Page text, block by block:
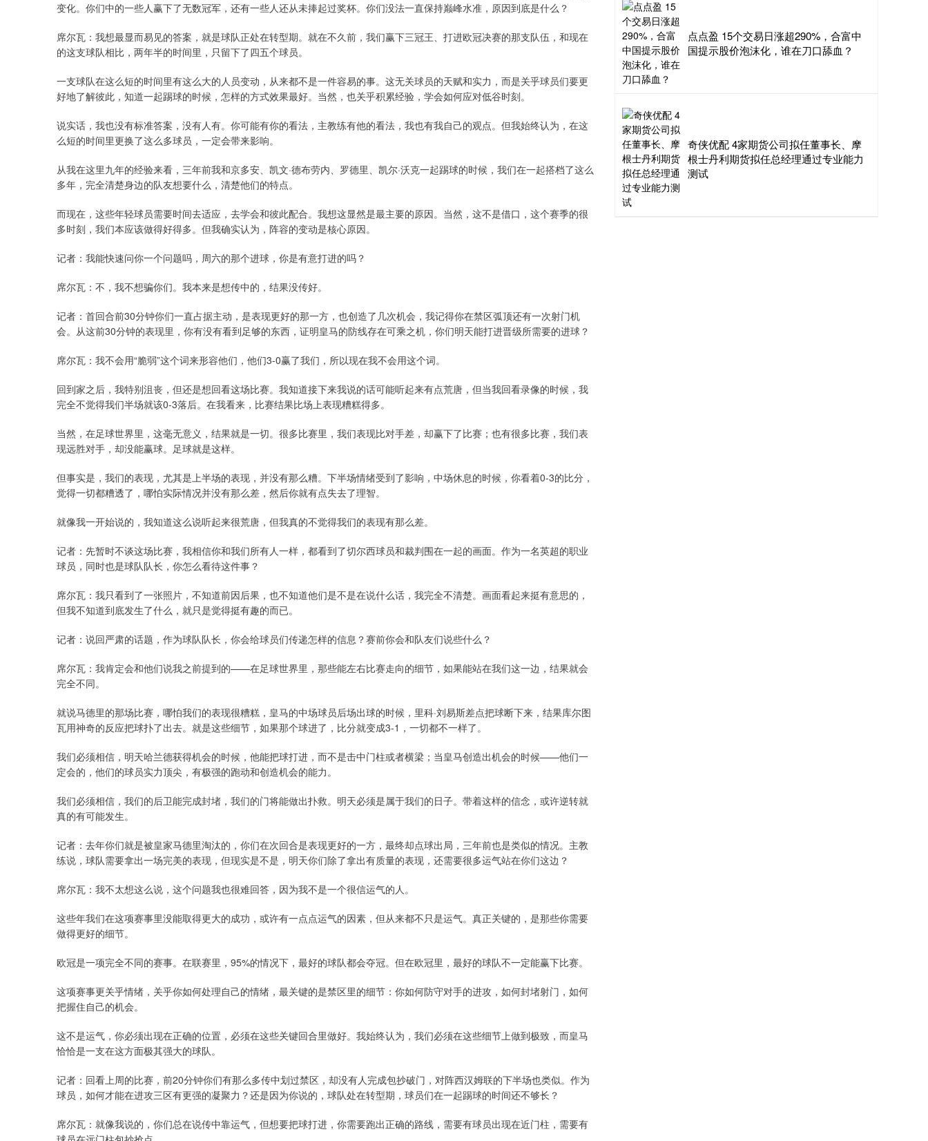
变化。你们中的一些人赢下了无数冠军，还有一些人还从未捧起过奖杯。你们没法一直保持巅峰水准，原因到底是什么？
席尔瓦：我想最显而易见的答案，就是球队正处在转型期。就在不久前，我们赢下三冠王、打进欧冠决赛的那支队伍，和现在
的这支球队相比，两年半的时间里，只留下了四五个球员。
一支球队在这么短的时间里有这么大的人员变动，从来都不是一件容易的事。这无关球员的天赋和实力，而是关乎球员们要更
好地了解彼此，知道一起踢球的时候，怎样的方式效果最好。当然，也关乎积累经验，学会如何应对低谷时刻。
说实话，我也没有标准答案，没有人有。你可能有你的看法，主教练有他的看法，我也有我自己的观点。但我始终认为，在这
么短的时间里更换了这么多球员，一定会带来影响。
从我在这里九年的经验来看，三年前我和京多安、凯文·德布劳内、罗德里、凯尔·沃克一起踢球的时候，我们在一起搭档了这么
多年，完全清楚身边的队友想要什么，清楚他们的特点。
而现在，这些年轻球员需要时间去适应，去学会和彼此配合。我想这显然是最主要的原因。当然，这不是借口，这个赛季的很
多时刻，我们本应该做得好得多。但我确实认为，阵容的变动是核心原因。
记者：我能快速问你一个问题吗，周六的那个进球，你是有意打进的吗？
席尔瓦：不，我不想骗你们。我本来是想传中的，结果没传好。
记者：首回合前30分钟你们一直占据主动，是表现更好的那一方，也创造了几次机会，我记得你在禁区弧顶还有一次射门机
会。从这前30分钟的表现里，你有没有看到足够的东西，证明皇马的防线存在可乘之机，你们明天能打进晋级所需要的进球？
席尔瓦：我不会用“脆弱”这个词来形容他们，他们3-0赢了我们，所以现在我不会用这个词。
回到家之后，我特别沮丧，但还是想回看这场比赛。我知道接下来我说的话可能听起来有点荒唐，但当我回看录像的时候，我
完全不觉得我们半场就该0-3落后。在我看来，比赛结果比场上表现糟糕得多。
当然，在足球世界里，这毫无意义，结果就是一切。很多比赛里，我们表现比对手差，却赢下了比赛；也有很多比赛，我们表
现远胜对手，却没能赢球。足球就是这样。
但事实是，我们的表现，尤其是上半场的表现，并没有那么糟。下半场情绪受到了影响，中场休息的时候，你看着0-3的比分，
觉得一切都糟透了，哪怕实际情况并没有那么差，然后你就有点失去了理智。
就像我一开始说的，我知道这么说听起来很荒唐，但我真的不觉得我们的表现有那么差。
记者：先暂时不谈这场比赛，我相信你和我们所有人一样，都看到了切尔西球员和裁判围在一起的画面。作为一名英超的职业
球员，同时也是球队队长，你怎么看待这件事？
席尔瓦：我只看到了一张照片，不知道前因后果，也不知道他们是不是在说什么话，我完全不清楚。画面看起来挺有意思的，
但我不知道到底发生了什么，就只是觉得挺有趣的而已。
记者：说回严肃的话题，作为球队队长，你会给球员们传递怎样的信息？赛前你会和队友们说些什么？
席尔瓦：我肯定会和他们说我之前提到的——在足球世界里，那些能左右比赛走向的细节，如果能站在我们这一边，结果就会
完全不同。
就说马德里的那场比赛，哪怕我们的表现很糟糕，皇马的中场球员后场出球的时候，里科·刘易斯差点把球断下来，结果库尔图
瓦用神奇的反应把球扑了出去。就是这些细节，如果那个球进了，比分就变成3-1，一切都不一样了。
我们必须相信，明天哈兰德获得机会的时候，他能把球打进，而不是击中门柱或者横梁；当皇马创造出机会的时候——他们一
定会的，他们的球员实力顶尖，有极强的跑动和创造机会的能力。
我们必须相信，我们的后卫能完成封堵，我们的门将能做出扑救。明天必须是属于我们的日子。带着这样的信念，或许逆转就
真的有可能发生。
记者：去年你们就是被皇家马德里淘汰的，你们在次回合是表现更好的一方，最终却点球出局，三年前也是类似的情况。主教
练说，球队需要拿出一场完美的表现，但现实是不是，明天你们除了拿出有质量的表现，还需要很多运气站在你们这边？
席尔瓦：我不太想这么说，这个问题我也很难回答，因为我不是一个很信运气的人。
这些年我们在这项赛事里没能取得更大的成功，或许有一点点运气的因素，但从来都不只是运气。真正关键的，是那些你需要
做得更好的细节。
欧冠是一项完全不同的赛事。在联赛里，95%的情况下，最好的球队都会夺冠。但在欧冠里，最好的球队不一定能赢下比赛。
这项赛事更关乎情绪，关乎你如何处理自己的情绪，最关键的是禁区里的细节：你如何防守对手的进攻，如何封堵射门，如何
把握住自己的机会。
这不是运气，你必须出现在正确的位置，必须在这些关键回合里做好。我始终认为，我们必须在这些细节上做到极致，而皇马
恰恰是一支在这方面极其强大的球队。
记者：回看上周的比赛，前20分钟你们有那么多传中划过禁区，却没有人完成包抄破门，对阵西汉姆联的下半场也类似。作为
球员，如何才能在进攻三区有更强的凝聚力？还是因为你说的，球队处在转型期，球员们在一起踢球的时间还不够长？
席尔瓦：就像我说的，你们总在说传中靠运气，但想要把球打进，你需要跑出正确的路线，需要有球员出现在近门柱，需要有
点点盈 15个交易日涨超290%，合富中
国提示股价泡沫化，谁在刀口舔血？
奇侠优配 4家期货公司拟任董事长、摩
根士丹利期货拟任总经理通过专业能力
测试